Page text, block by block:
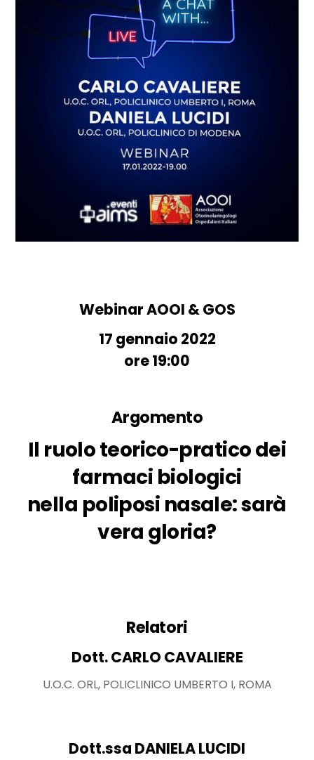
Webinar AOOI & GOS
17 gennaio 2022
ore 19:00
Argomento
Il ruolo teorico-pratico dei
farmaci biologici
nella poliposi nasale: sarà
vera gloria?
Relatori
Dott. CARLO CAVALIERE
U.O.C. ORL, POLICLINICO UMBERTO I, ROMA
Dott.ssa DANIELA LUCIDI